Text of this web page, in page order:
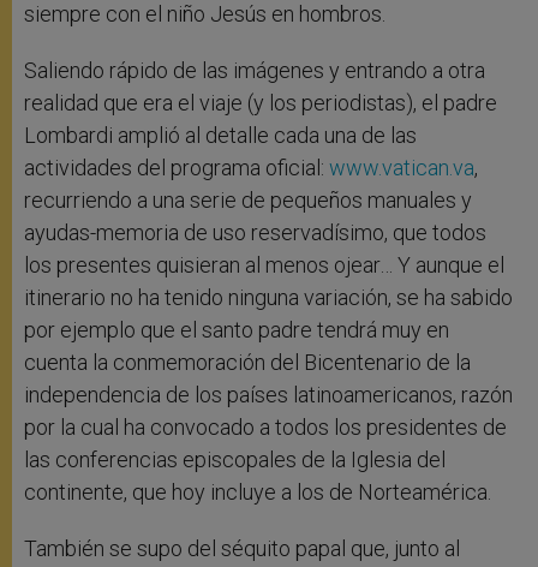
siempre con el niño Jesús en hombros.
Saliendo rápido de las imágenes y entrando a otra
realidad que era el viaje (y los periodistas), el padre
Lombardi amplió al detalle cada una de las
actividades del programa oficial: www.vatican.va,
recurriendo a una serie de pequeños manuales y
ayudas-memoria de uso reservadísimo, que todos
los presentes quisieran al menos ojear… Y aunque el
itinerario no ha tenido ninguna variación, se ha sabido
por ejemplo que el santo padre tendrá muy en
cuenta la conmemoración del Bicentenario de la
independencia de los países latinoamericanos, razón
por la cual ha convocado a todos los presidentes de
las conferencias episcopales de la Iglesia del
continente, que hoy incluye a los de Norteamérica.
También se supo del séquito papal que, junto al